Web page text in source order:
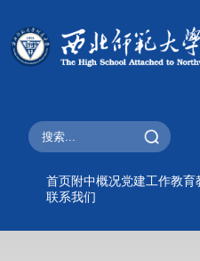
首页 附中概况党建工作教育
联系我们